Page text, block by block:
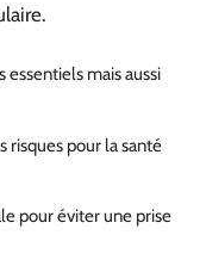
mais aussi
risques pour la santé
pour éviter une prise